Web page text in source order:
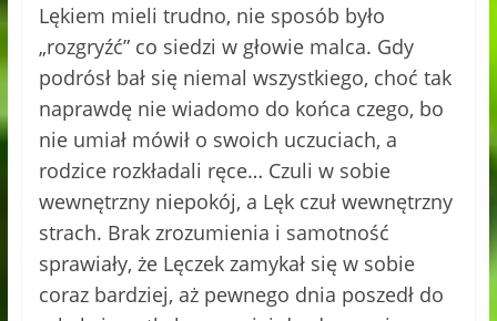
Lękiem mieli trudno, nie sposób było
„rozgryźć” co siedzi w głowie malca. Gdy
podrósł bał się niemal wszystkiego, choć tak
naprawdę nie wiadomo do końca czego, bo
nie umiał mówił o swoich uczuciach, a
rodzice rozkładali ręce… Czuli w sobie
wewnętrzny niepokój, a Lęk czuł wewnętrzny
strach. Brak zrozumienia i samotność
sprawiały, że Lęczek zamykał się w sobie
coraz bardziej, aż pewnego dnia poszedł do